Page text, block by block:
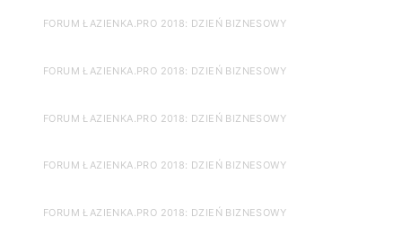
FORUM ŁAZIENKA.PRO 2018: DZIEŃ BIZNESOWY
FORUM ŁAZIENKA.PRO 2018: DZIEŃ BIZNESOWY
FORUM ŁAZIENKA.PRO 2018: DZIEŃ BIZNESOWY
FORUM ŁAZIENKA.PRO 2018: DZIEŃ BIZNESOWY
FORUM ŁAZIENKA.PRO 2018: DZIEŃ BIZNESOWY